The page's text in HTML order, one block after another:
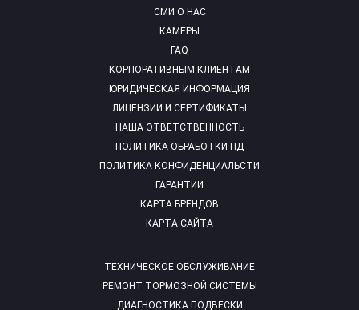
СМИ О НАС
КАМЕРЫ
FAQ
ТЕХНИЧЕСКОЕ ОБСЛУЖИВАНИЕ
РЕМОНТ ТОРМОЗНОЙ СИСТЕМЫ
ДИАГНОСТИКА ПОДВЕСКИ
КОРПОРАТИВНЫМ КЛИЕНТАМ
ЮРИДИЧЕСКАЯ ИНФОРМАЦИЯ
ЛИЦЕНЗИИ И СЕРТИФИКАТЫ
НАША ОТВЕТСТВЕННОСТЬ
ПОЛИТИКА ОБРАБОТКИ ПД
ПОЛИТИКА КОНФИДЕНЦИАЛЬСТИ
ГАРАНТИИ
КАРТА БРЕНДОВ
КАРТА САЙТА